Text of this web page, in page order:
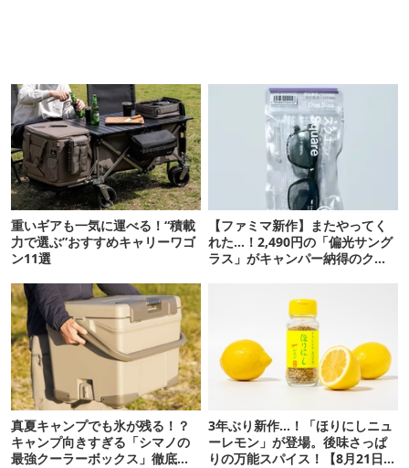
重いギアも一気に運べる！“積載
力で選ぶ”おすすめキャリーワゴ
ン11選
【ファミマ新作】またやってく
れた…！2,490円の「偏光サング
ラス」がキャンパー納得のクオ
真夏キャンプでも氷が残る！？
キャンプ向きすぎる「シマノの
最強クーラーボックス」徹底解
3年ぶり新作…！「ほりにしニュ
ーレモン」が登場。後味さっぱ
りの万能スパイス！【8月21日発